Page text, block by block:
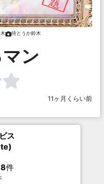
待とうか鈴木
ン
11ヶ月くらい前
ス
件